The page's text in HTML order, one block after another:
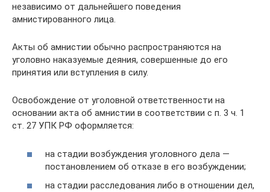
независимо от дальнейшего поведения
амнистированного лица.
Акты об амнистии обычно распространяются на
уголовно наказуемые деяния, совершенные до его
принятия или вступления в силу.
Освобождение от уголовной ответственности на
основании акта об амнистии в соответствии с п. 3 ч. 1
ст. 27 УПК РФ оформляется:
на стадии возбуждения уголовного дела —
постановлением об отказе в его возбуждении;
на стадии расследования либо в отношении дел,